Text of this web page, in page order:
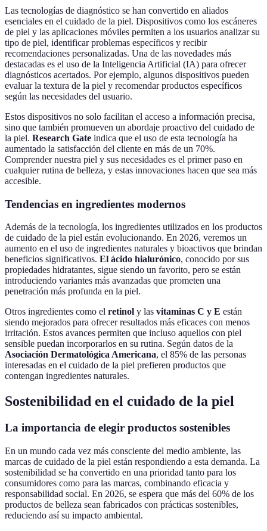
Las tecnologías de diagnóstico se han convertido en aliados
esenciales en el cuidado de la piel. Dispositivos como los escáneres
de piel y las aplicaciones móviles permiten a los usuarios analizar su
tipo de piel, identificar problemas específicos y recibir
recomendaciones personalizadas. Una de las novedades más
destacadas es el uso de la Inteligencia Artificial (IA) para ofrecer
diagnósticos acertados. Por ejemplo, algunos dispositivos pueden
evaluar la textura de la piel y recomendar productos específicos
según las necesidades del usuario.
Estos dispositivos no solo facilitan el acceso a información precisa,
sino que también promueven un abordaje proactivo del cuidado de
la piel. Research Gate indica que el uso de esta tecnología ha
aumentado la satisfacción del cliente en más de un 70%.
Comprender nuestra piel y sus necesidades es el primer paso en
cualquier rutina de belleza, y estas innovaciones hacen que sea más
accesible.
Tendencias en ingredientes modernos
Además de la tecnología, los ingredientes utilizados en los productos
de cuidado de la piel están evolucionando. En 2026, veremos un
aumento en el uso de ingredientes naturales y bioactivos que brindan
beneficios significativos. El ácido hialurónico, conocido por sus
propiedades hidratantes, sigue siendo un favorito, pero se están
introduciendo variantes más avanzadas que prometen una
penetración más profunda en la piel.
Otros ingredientes como el retinol y las vitaminas C y E están
siendo mejorados para ofrecer resultados más eficaces con menos
irritación. Estos avances permiten que incluso aquellos con piel
sensible puedan incorporarlos en su rutina. Según datos de la
Asociación Dermatológica Americana, el 85% de las personas
interesadas en el cuidado de la piel prefieren productos que
contengan ingredientes naturales.
Sostenibilidad en el cuidado de la piel
La importancia de elegir productos sostenibles
En un mundo cada vez más consciente del medio ambiente, las
marcas de cuidado de la piel están respondiendo a esta demanda. La
sostenibilidad se ha convertido en una prioridad tanto para los
consumidores como para las marcas, combinando eficacia y
responsabilidad social. En 2026, se espera que más del 60% de los
productos de belleza sean fabricados con prácticas sostenibles,
reduciendo así su impacto ambiental.